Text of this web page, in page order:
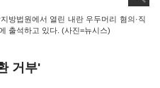
방법원에서 열린 내란 우두머리 혐의·직
출석하고 있다. (사진=뉴시스)
거부'